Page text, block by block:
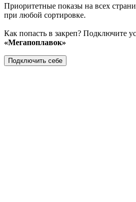
Приоритетные показы на всех
при любой сортировке.
Как попасть в закреп? Подключите
«Мегапоплавок»
Подключить себе